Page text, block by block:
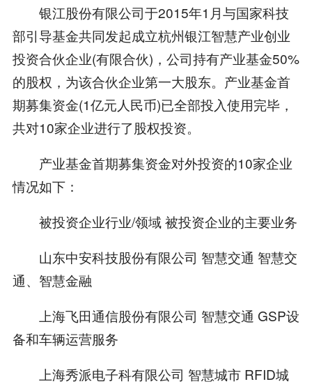
银江股份有限公司于2015年1月与国家科技
部引导基金共同发起成立杭州银江智慧产业创业
投资合伙企业(有限合伙)，公司持有产业基金50%
的股权，为该合伙企业第一大股东。产业基金首
期募集资金(1亿元人民币)已全部投入使用完毕，
共对10家企业进行了股权投资。
产业基金首期募集资金对外投资的10家企业
情况如下：
被投资企业行业/领域 被投资企业的主要业务
山东中安科技股份有限公司 智慧交通 智慧交
通、智慧金融
上海飞田通信股份有限公司 智慧交通 GSP设
备和车辆运营服务
上海秀派电子科有限公司 智慧城市 RFID城